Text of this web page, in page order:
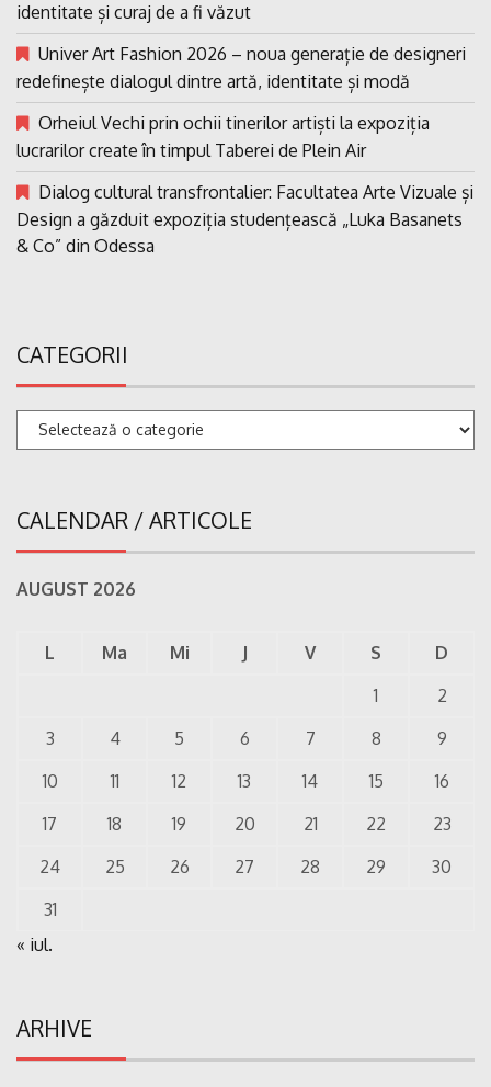
identitate și curaj de a fi văzut
Univer Art Fashion 2026 – noua generație de designeri
redefinește dialogul dintre artă, identitate și modă
Orheiul Vechi prin ochii tinerilor artiști la expoziția
lucrarilor create în timpul Taberei de Plein Air
Dialog cultural transfrontalier: Facultatea Arte Vizuale și
Design a găzduit expoziția studențească „Luka Basanets
& Co” din Odessa
CATEGORII
Categorii
CALENDAR / ARTICOLE
AUGUST 2026
L Ma Mi J V S
D
1
2
3
4 5 6 7 8
9
10
11 12 13 14 15
16
17
18 19 20 21 22
23
24
25 26 27 28 29
30
31
« iul.
ARHIVE